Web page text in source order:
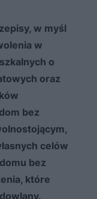
w myśl
w
o
oraz
bez
celów
bez
które